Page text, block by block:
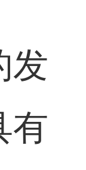
发
有